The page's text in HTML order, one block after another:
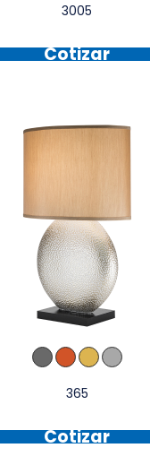
3005
Cotizar
365
Cotizar